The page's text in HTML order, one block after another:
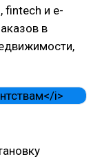
fintech и e-
в